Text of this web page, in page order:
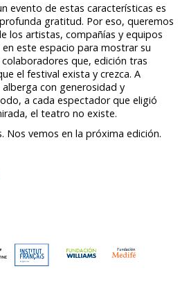
evento de estas características es
gratitud. Por eso, queremos
los artistas, compañías y equipos
este espacio para mostrar su
que, edición tras
el festival exista y crezca. A
con generosidad y
a cada espectador que eligió
el teatro no existe.
Nos vemos en la próxima edición.